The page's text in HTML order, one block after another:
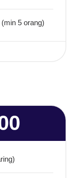
5 orang)